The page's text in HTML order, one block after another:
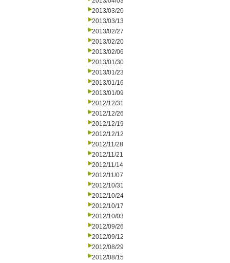
2013/03/20
2013/03/13
2013/02/27
2013/02/20
2013/02/06
2013/01/30
2013/01/23
2013/01/16
2013/01/09
2012/12/31
2012/12/26
2012/12/19
2012/12/12
2012/11/28
2012/11/21
2012/11/14
2012/11/07
2012/10/31
2012/10/24
2012/10/17
2012/10/03
2012/09/26
2012/09/12
2012/08/29
2012/08/15